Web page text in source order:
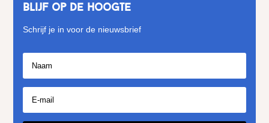
Blijf op de hoogte
Schrijf je in voor de nieuwsbrief